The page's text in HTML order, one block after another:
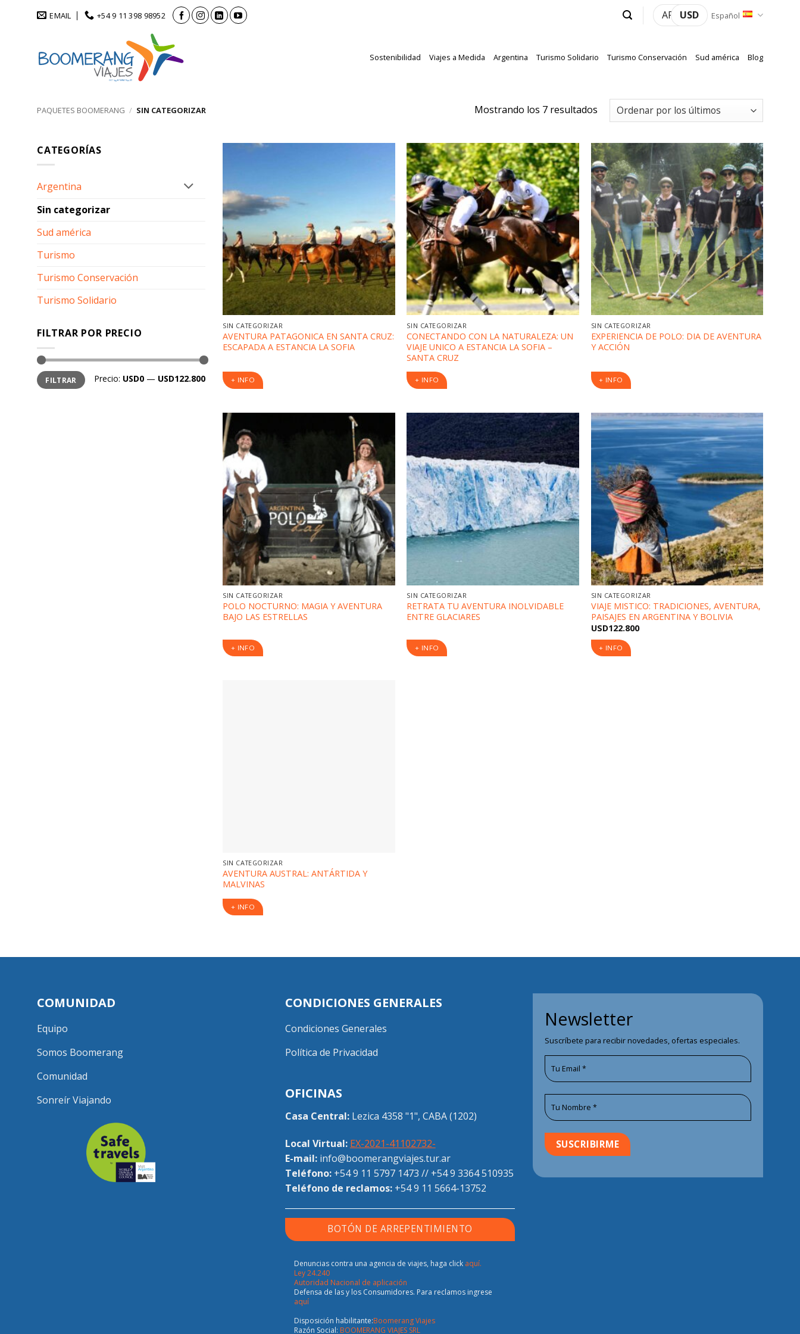
EMAIL +54 9 11 398 98952 ARS USD Español
Sostenibilidad Viajes a Medida Argentina Turismo Solidario Turismo Conservación Sud américa Blog
PAQUETES BOOMERANG / SIN CATEGORIZAR Mostrando los 7 resultadosOrdenado
por
últimos
CATEGORÍAS
Argentina
Sin categorizar
Sud américa
Turismo
Turismo Conservación
Turismo Solidario
FILTRAR POR PRECIO
Precio
mínimo
Precio
máximo
FILTRAR Precio: USD0— USD122.800
SIN CATEGORIZAR
AVENTURA PATAGONICA EN SANTA CRUZ:
ESCAPADA A ESTANCIA LA SOFIA
+ INFO
SIN CATEGORIZAR
CONECTANDO CON LA NATURALEZA: UN
VIAJE UNICO A ESTANCIA LA SOFIA –
SANTA CRUZ
+ INFO
SIN CATEGORIZAR
EXPERIENCIA DE POLO: DIA DE AVENTURA
Y ACCIÓN
+ INFO
SIN CATEGORIZAR
POLO NOCTURNO: MAGIA Y AVENTURA
BAJO LAS ESTRELLAS
+ INFO
SIN CATEGORIZAR
RETRATA TU AVENTURA INOLVIDABLE
ENTRE GLACIARES
+ INFO
SIN CATEGORIZAR
VIAJE MISTICO: TRADICIONES, AVENTURA,
PAISAJES EN ARGENTINA Y BOLIVIA
USD122.800
+ INFO
SIN CATEGORIZAR
AVENTURA AUSTRAL: ANTÁRTIDA Y
MALVINAS
+ INFO
COMUNIDAD
Equipo
Somos Boomerang
Comunidad
Sonreír Viajando
CONDICIONES GENERALES
Condiciones Generales
Política de Privacidad
OFICINAS
Casa Central:Lezica 4358 "1", CABA (1202)
Local Virtual: EX-2021-41102732-
E-mail:info@boomerangviajes.tur.ar
Teléfono: +54 9 11 5797 1473 // +54 9 3364 510935
Teléfono de reclamos: +54 9 11 5664-13752
BOTÓN DE ARREPENTIMIENTO
Denuncias contra una agencia de viajes, haga click aquí.
Ley 24.240
Autoridad Nacional de aplicación
Defensa de las y los Consumidores. Para reclamos ingrese
aquí
Disposición habilitante:Boomerang Viajes
Razón Social: BOOMERANG VIAJES SRL
Newsletter
Suscríbete para recibir novedades, ofertas especiales.